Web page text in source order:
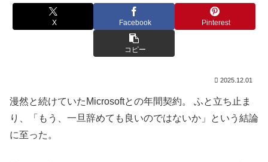
X Facebook Pinterest
コピー
2025.12.01
漫然と続けていたMicrosoftとの年間契約。 ふと立ち止ま
り、「もう、一旦辞めても良いのではないか」という結論
に至った。